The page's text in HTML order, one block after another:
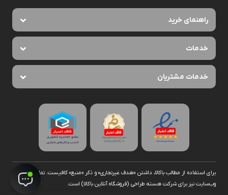
راهنمای خرید
خدمات
خدمات مشتریان
برای استفاده از مطالب با‌کالا، داشتن «هدف غیرتجاری» و ذکر «منبع» کافیست. تمام حقوق اين
وب‌سايت نیز برای شرکت هسته طراحی (فروشگاه آنلاین با‌کالا) است.